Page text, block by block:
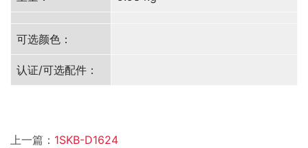
可选颜色：
认证/可选配件：
上一篇： 1SKB-D1624